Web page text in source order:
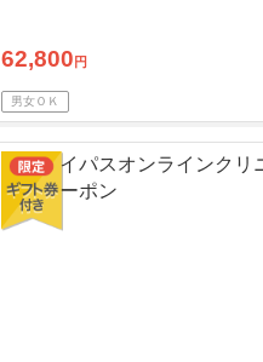
62,800 円
男女ＯＫ